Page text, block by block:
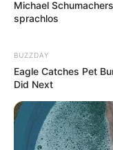
Hotel Stralsund
eintragen:
Michael
sprachlos
BUZZDAY
Eagle Catches Pet
Did Next